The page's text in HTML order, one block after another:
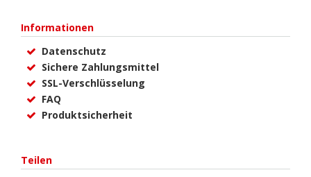
Informationen
Datenschutz
Sichere Zahlungsmittel
SSL-Verschlüsselung
FAQ
Produktsicherheit
Teilen